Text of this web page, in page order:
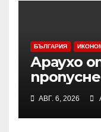
БЪЛГАРИЯ
Араухо
сезона
заради
бедро
АВГ. 6, 2026